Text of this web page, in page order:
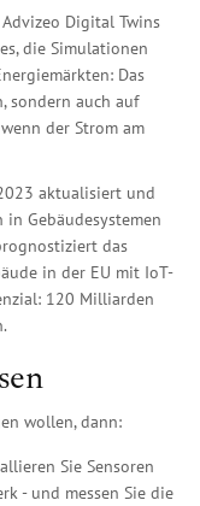
Digital Twins
die Simulationen
Das
sondern auch auf
der Strom am
aktualisiert und
Gebäudesystemen
das
in der EU mit IoT-
120 Milliarden
wollen, dann:
Sie Sensoren
- und messen Sie die